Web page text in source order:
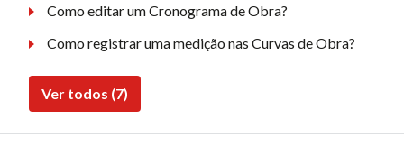
Como editar um Cronograma de Obra?
Como registrar uma medição nas Curvas de Obra?
Ver todos (7)